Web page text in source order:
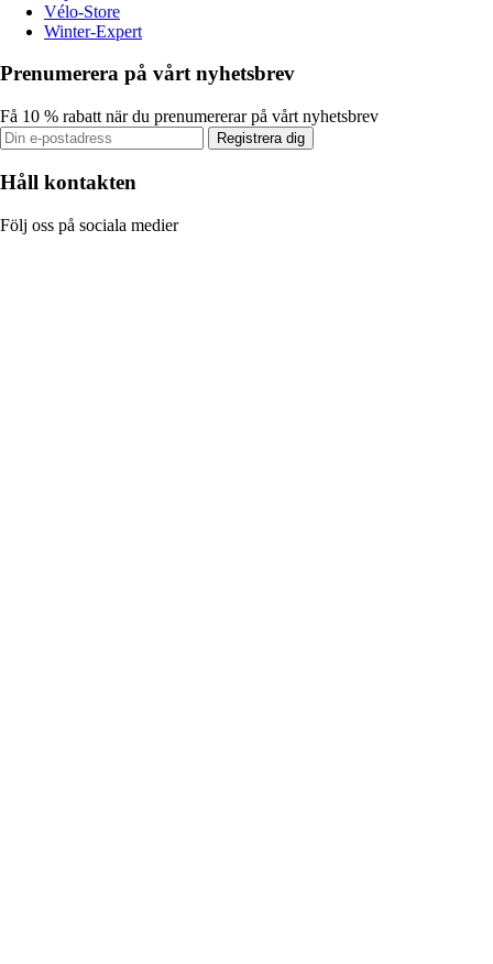
Vélo-Store
Winter-Expert
Prenumerera på vårt nyhetsbrev
Få 10 % rabatt när du prenumererar på vårt nyhetsbrev
Registrera dig
Håll kontakten
Följ oss på sociala medier